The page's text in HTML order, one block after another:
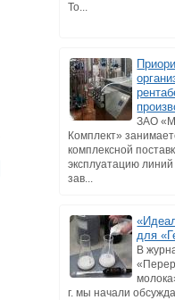
То...
ЗАО
Комплект»
комплексной
эксплуатацию
зав...
для
В
г. мы начали